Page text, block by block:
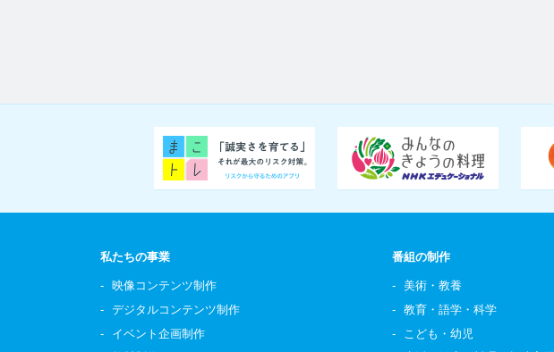
私たちの事業
映像コンテンツ制作
デジタルコンテンツ制作
イベント企画制作
番組の制作
美術・教養
教育・語学・科学
こども・幼児